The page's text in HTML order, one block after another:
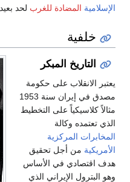
الإسلامية المضادة للغرب لحد بعيد.
خلفية
التاريخ المبكر
يعتبر الانقلاب على حكومة
مصدق في إيران سنة 1953
مثالاً كلاسيكياً على التخطيط
الذي تعتمده وكالة
المخابرات المركزية
الأمريكية من أجل تحقيق
هدف اقتصادي في الأساس
وهو البترول الإيراني الذي